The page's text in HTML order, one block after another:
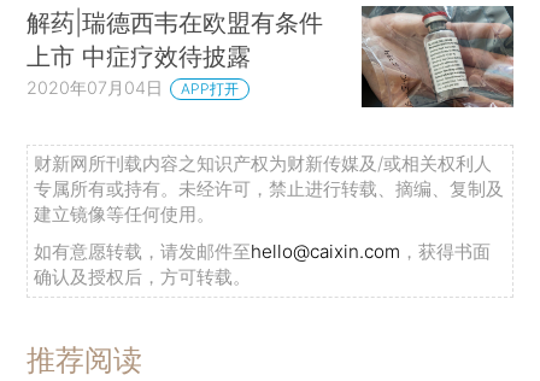
解药|瑞德西韦在欧盟有条件
上市 中症疗效待披露
2020年07月04日 APP打开
财新网所刊载内容之知识产权为财新传媒及/或相关权利人
专属所有或持有。未经许可，禁止进行转载、摘编、复制及
建立镜像等任何使用。
如有意愿转载，请发邮件至hello@caixin.com ，获得书面
确认及授权后，方可转载。
推荐阅读